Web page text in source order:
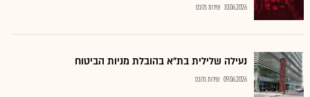
10.06.2026 שירות גלובס
נעילה שלילית בת"א בהובלת מניות הביטוח
09.06.2026 שירות גלובס